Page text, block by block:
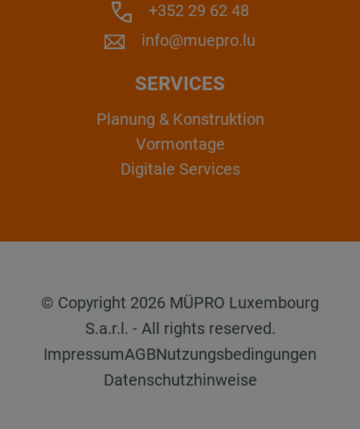
+352 29 62 48
info@muepro.lu
SERVICES
Planung & Konstruktion
Vormontage
Digitale Services
© Copyright 2026 MÜPRO Luxembourg
S.a.r.l. - All rights reserved.
ImpressumAGBNutzungsbedingungen
Datenschutzhinweise